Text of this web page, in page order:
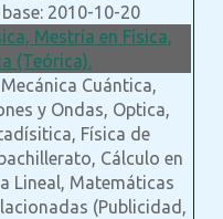
2010-10-20
Mestría en Física,
(Teórica).
Cuántica,
y Ondas, Optica,
Física de
Cálculo en
Lineal, Matemáticas
(Publicidad,